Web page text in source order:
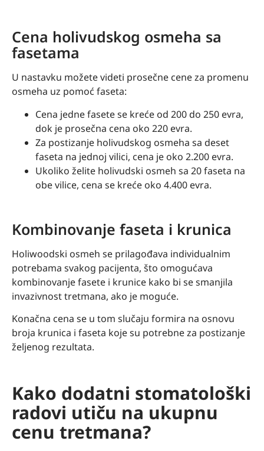
Cena holivudskog osmeha sa
fasetama
U nastavku možete videti prosečne cene za promenu
osmeha uz pomoć faseta:
Cena jedne fasete se kreće od 200 do 250 evra,
dok je prosečna cena oko 220 evra.
Za postizanje holivudskog osmeha sa deset
faseta na jednoj vilici, cena je oko 2.200 evra.
Ukoliko želite holivudski osmeh sa 20 faseta na
obe vilice, cena se kreće oko 4.400 evra.
Kombinovanje faseta i krunica
Holiwoodski osmeh se prilagođava individualnim
potrebama svakog pacijenta, što omogućava
kombinovanje fasete i krunice kako bi se smanjila
invazivnost tretmana, ako je moguće.
Konačna cena se u tom slučaju formira na osnovu
broja krunica i faseta koje su potrebne za postizanje
željenog rezultata.
Kako dodatni stomatološki
radovi utiču na ukupnu
cenu tretmana?